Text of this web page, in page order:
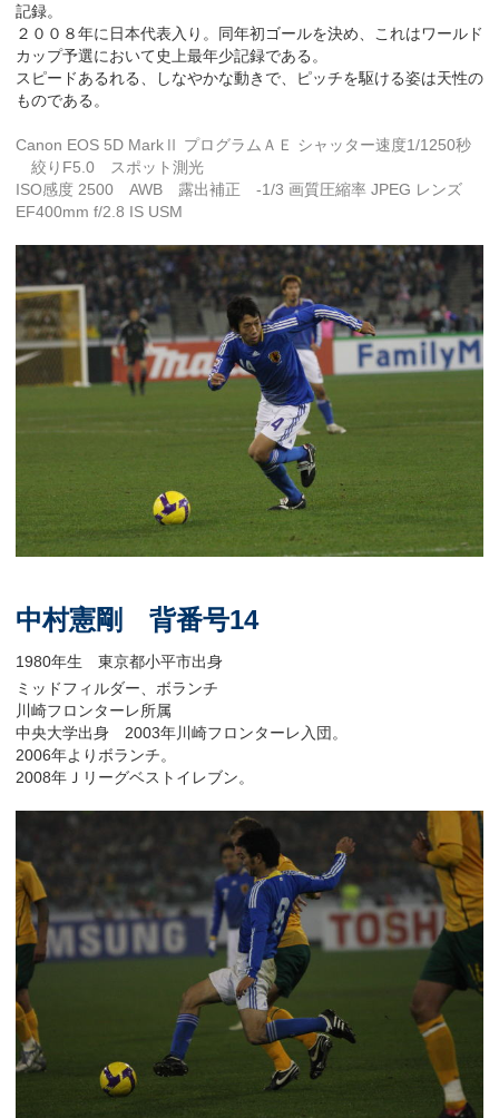
記録。
２００８年に日本代表入り。同年初ゴールを決め、これはワールド
カップ予選において史上最年少記録である。
スピードあるれる、しなやかな動きで、ピッチを駆ける姿は天性の
ものである。
Canon EOS 5D MarkⅡ プログラムＡＥ シャッター速度1/1250秒
絞りF5.0 スポット測光
ISO感度 2500 AWB 露出補正 -1/3 画質圧縮率 JPEG レンズ
EF400mm f/2.8 IS USM
中村憲剛 背番号14
1980年生 東京都小平市出身
ミッドフィルダー、ボランチ
川崎フロンターレ所属
中央大学出身 2003年川崎フロンターレ入団。
2006年よりボランチ。
2008年Ｊリーグベストイレブン。